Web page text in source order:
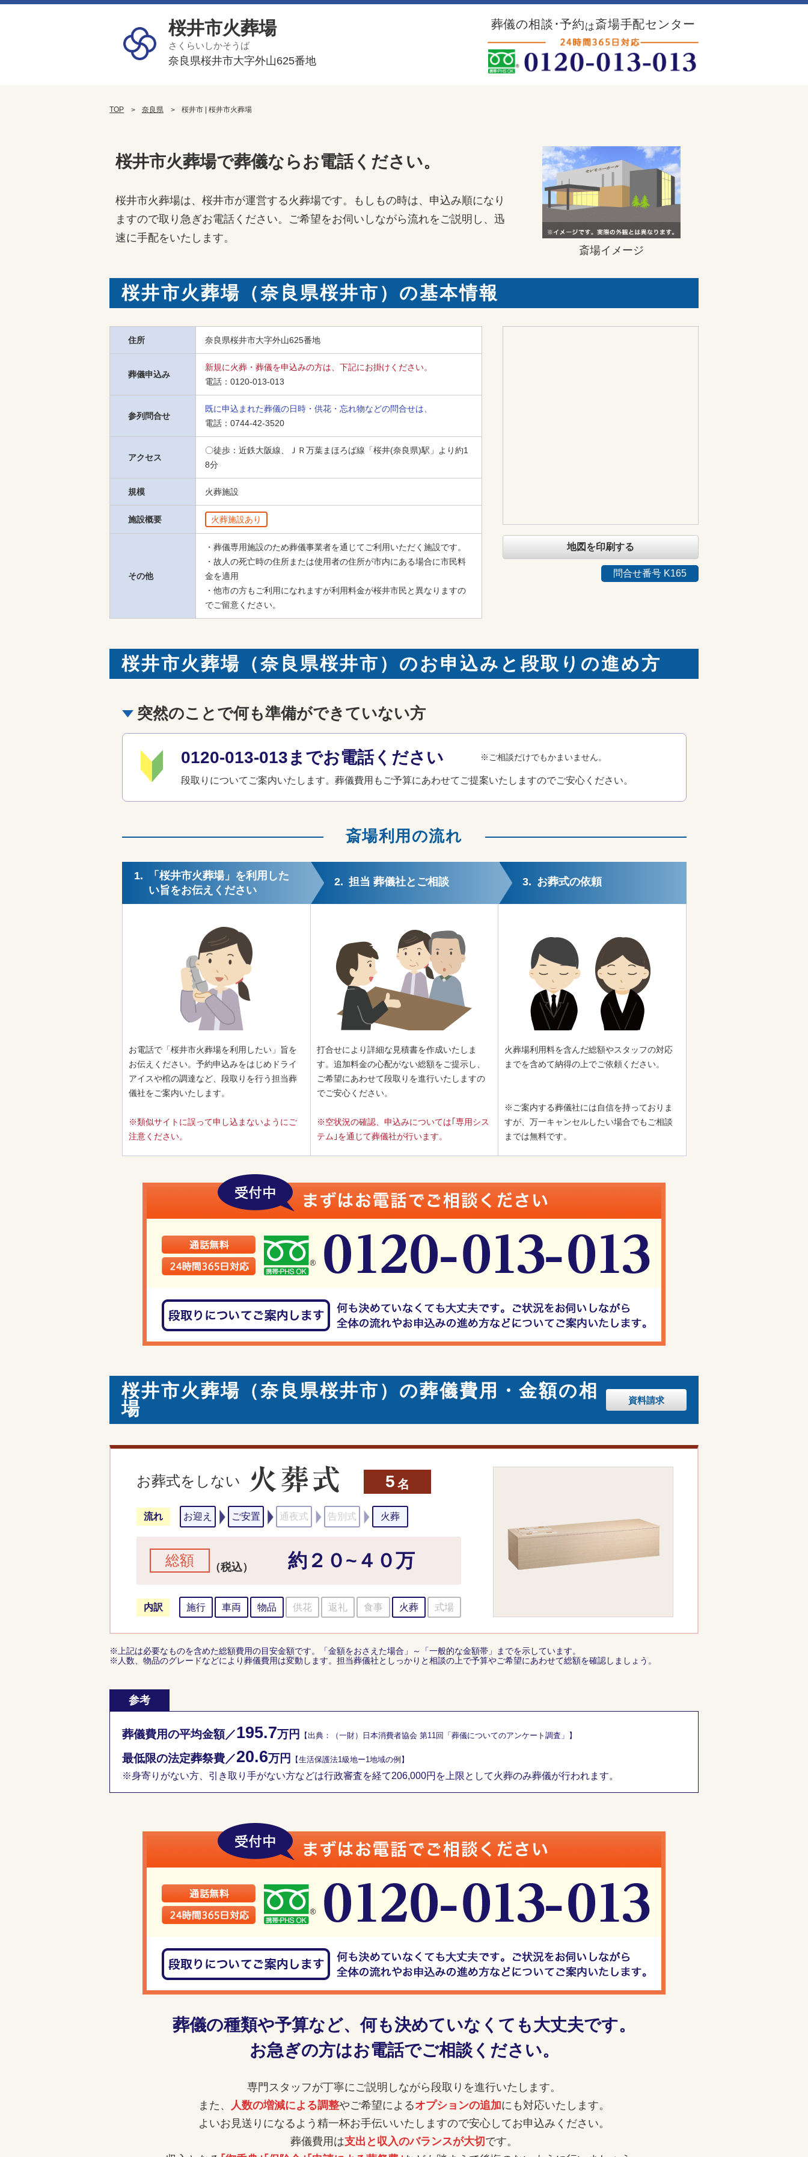
桜井市火葬場
さくらいしかそうば
奈良県桜井市大字外山625番地
葬儀の相談･予約は斎場手配センター
TOP 奈良県 桜井市 | 桜井市火葬場
桜井市火葬場で葬儀ならお電話ください。
桜井市火葬場は、桜井市が運営する火葬場です。もしもの時は、申込み順になり
ますので取り急ぎお電話ください。ご希望をお伺いしながら流れをご説明し、迅
速に手配をいたします。
斎場イメージ
桜井市火葬場（奈良県桜井市）の基本情報
住所 奈良県桜井市大字外山625番地
葬儀申込み
新規に火葬・葬儀を申込みの方は、下記にお掛けください。
電話： 0120-013-013
参列問合せ
既に申込まれた葬儀の日時・供花・忘れ物などの問合せは、
電話： 0744-42-3520
アクセス
〇徒歩：近鉄大阪線、ＪＲ万葉まほろば線「桜井(奈良県)駅」より約1
8分
規模 火葬施設
施設概要 火葬施設あり
その他
・葬儀専用施設のため葬儀事業者を通じてご利用いただく施設です。
・故人の死亡時の住所または使用者の住所が市内にある場合に市民料
金を適用
・他市の方もご利用になれますが利用料金が桜井市民と異なりますの
でご留意ください。
地図を印刷する
問合せ番号 K165
桜井市火葬場（奈良県桜井市）のお申込みと段取りの進め方
突然のことで何も準備ができていない方
0120-013-013までお電話ください
段取りについてご案内いたします。葬儀費用もご予算にあわせてご提案いたしますのでご安心ください。
※ご相談だけでもかまいません。
斎場利用の流れ
1.
「桜井市火葬場」を利用した
い旨をお伝えください
お電話で「桜井市火葬場を利用したい」旨を
お伝えください。予約申込みをはじめドライ
アイスや棺の調達など、段取りを行う担当葬
儀社をご案内いたします。
※類似サイトに誤って申し込まないようにご
注意ください。
2. 担当 葬儀社とご相談
打合せにより詳細な見積書を作成いたしま
す。追加料金の心配がない総額をご提示し、
ご希望にあわせて段取りを進行いたしますの
でご安心ください。
※空状況の確認、申込みについては｢専用シス
テム｣を通じて葬儀社が行います。
3. お葬式の依頼
火葬場利用料を含んだ総額やスタッフの対応
までを含めて納得の上でご依頼ください。
※ご案内する葬儀社には自信を持っておりま
すが、万一キャンセルしたい場合でもご相談
までは無料です。
桜井市火葬場（奈良県桜井市）の葬儀費用・金額の相
場
資料請求
お葬式をしない 5 名
流れ お迎え ご安置 通夜式 告別式 火葬
総額 （税込） 約２０~４０万
内訳 施行 車両 物品 供花 返礼 食事 火葬 式場
※上記は必要なものを含めた総額費用の目安金額です。「金額をおさえた場合」～「一般的な金額帯」までを示しています。
※人数、物品のグレードなどにより葬儀費用は変動します。担当葬儀社としっかりと相談の上で予算やご希望にあわせて総額を確認しましょう。
参考
葬儀費用の平均金額／195.7万円 【出典：（一財）日本消費者協会 第11回「葬儀についてのアンケート調査」】
最低限の法定葬祭費／20.6万円 【生活保護法1級地ー1地域の例】
※身寄りがない方、引き取り手がない方などは行政審査を経て206,000円を上限として火葬のみ葬儀が行われます。
葬儀の種類や予算など、何も決めていなくても大丈夫です。
お急ぎの方はお電話でご相談ください。
専門スタッフが丁寧にご説明しながら段取りを進行いたします。
また、 人数の増減による調整やご希望によるオプションの追加にも対応いたします。
よいお見送りになるよう精一杯お手伝いいたしますので安心してお申込みください。
葬儀費用は支出と収入のバランスが大切 です。